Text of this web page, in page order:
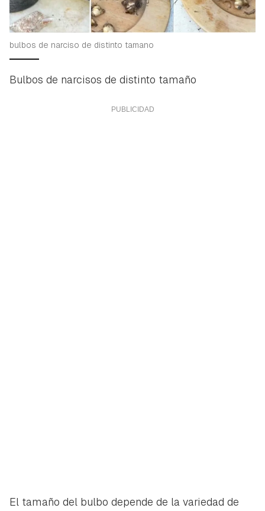
bulbos de narciso de distinto tamano
Bulbos de narcisos de distinto tamaño
El tamaño del bulbo depende de la variedad de